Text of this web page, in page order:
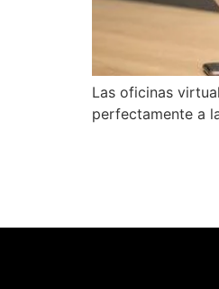
Las oficinas
perfectamente a